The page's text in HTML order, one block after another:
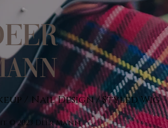
/ Nail Design / Styled Wig
© 2023 Deer Mann